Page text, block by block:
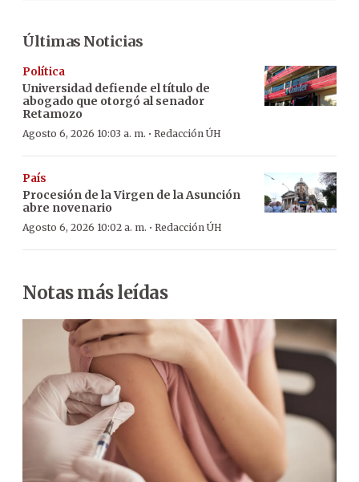
Últimas Noticias
Política
Universidad defiende el título de
abogado que otorgó al senador
Retamozo
Agosto 6, 2026 10:03 a. m. · Redacción ÚH
País
Procesión de la Virgen de la Asunción
abre novenario
Agosto 6, 2026 10:02 a. m. · Redacción ÚH
Notas más leídas